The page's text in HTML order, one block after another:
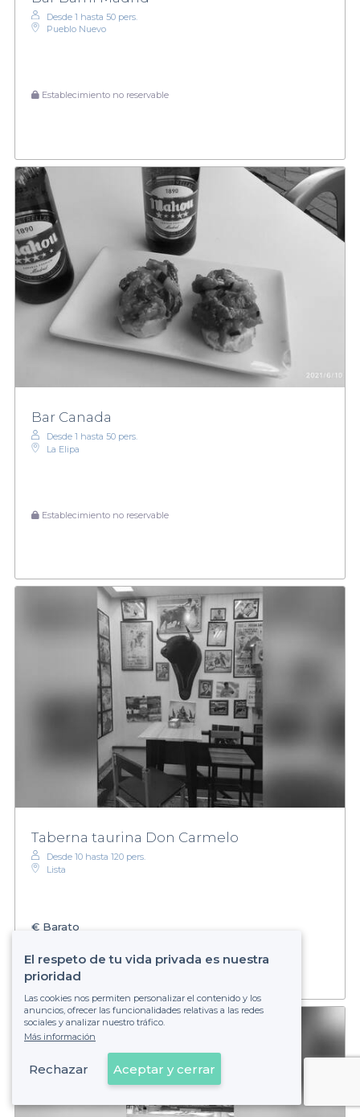
Desde 1 hasta 50 pers.
Pueblo Nuevo
Establecimiento no reservable
Bar Canada
Desde 1 hasta 50 pers.
La Elipa
Establecimiento no reservable
Taberna taurina Don Carmelo
Desde 10 hasta 120 pers.
Lista
€ Barato
Ver en el mapa
El respeto de tu vida privada es nuestra
prioridad
Las cookies nos permiten personalizar el contenido y los
anuncios, ofrecer las funcionalidades relativas a las redes
sociales y analizar nuestro tráfico.
Más información
Rechazar Aceptar y cerrar